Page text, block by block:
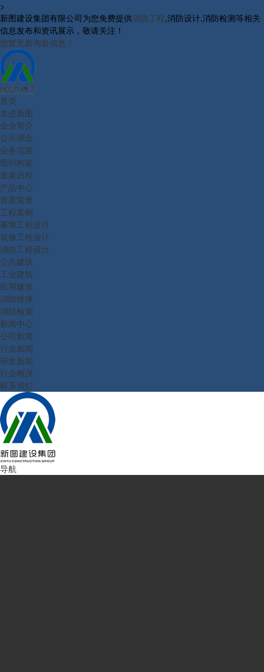
>
新图建设集团有限公司为您免费提供消防工程,消防设计,消防检测等相关
信息发布和资讯展示，敬请关注！
您暂无新询盘信息！
首页
走进新图
企业简介
公司理念
业务范围
组织构架
发展历程
产品中心
资质荣誉
工程案例
幕墙工程设计
装修工程设计
消防工程设计
公共建筑
工业建筑
民用建筑
消防维保
消防检测
新闻中心
公司新闻
行业新闻
研发新闻
行业概况
联系我们
导航